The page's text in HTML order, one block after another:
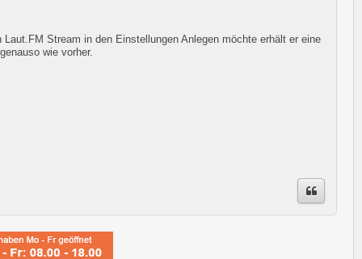
Stream in den Einstellungen Anlegen möchte erhält er eine
wie vorher.